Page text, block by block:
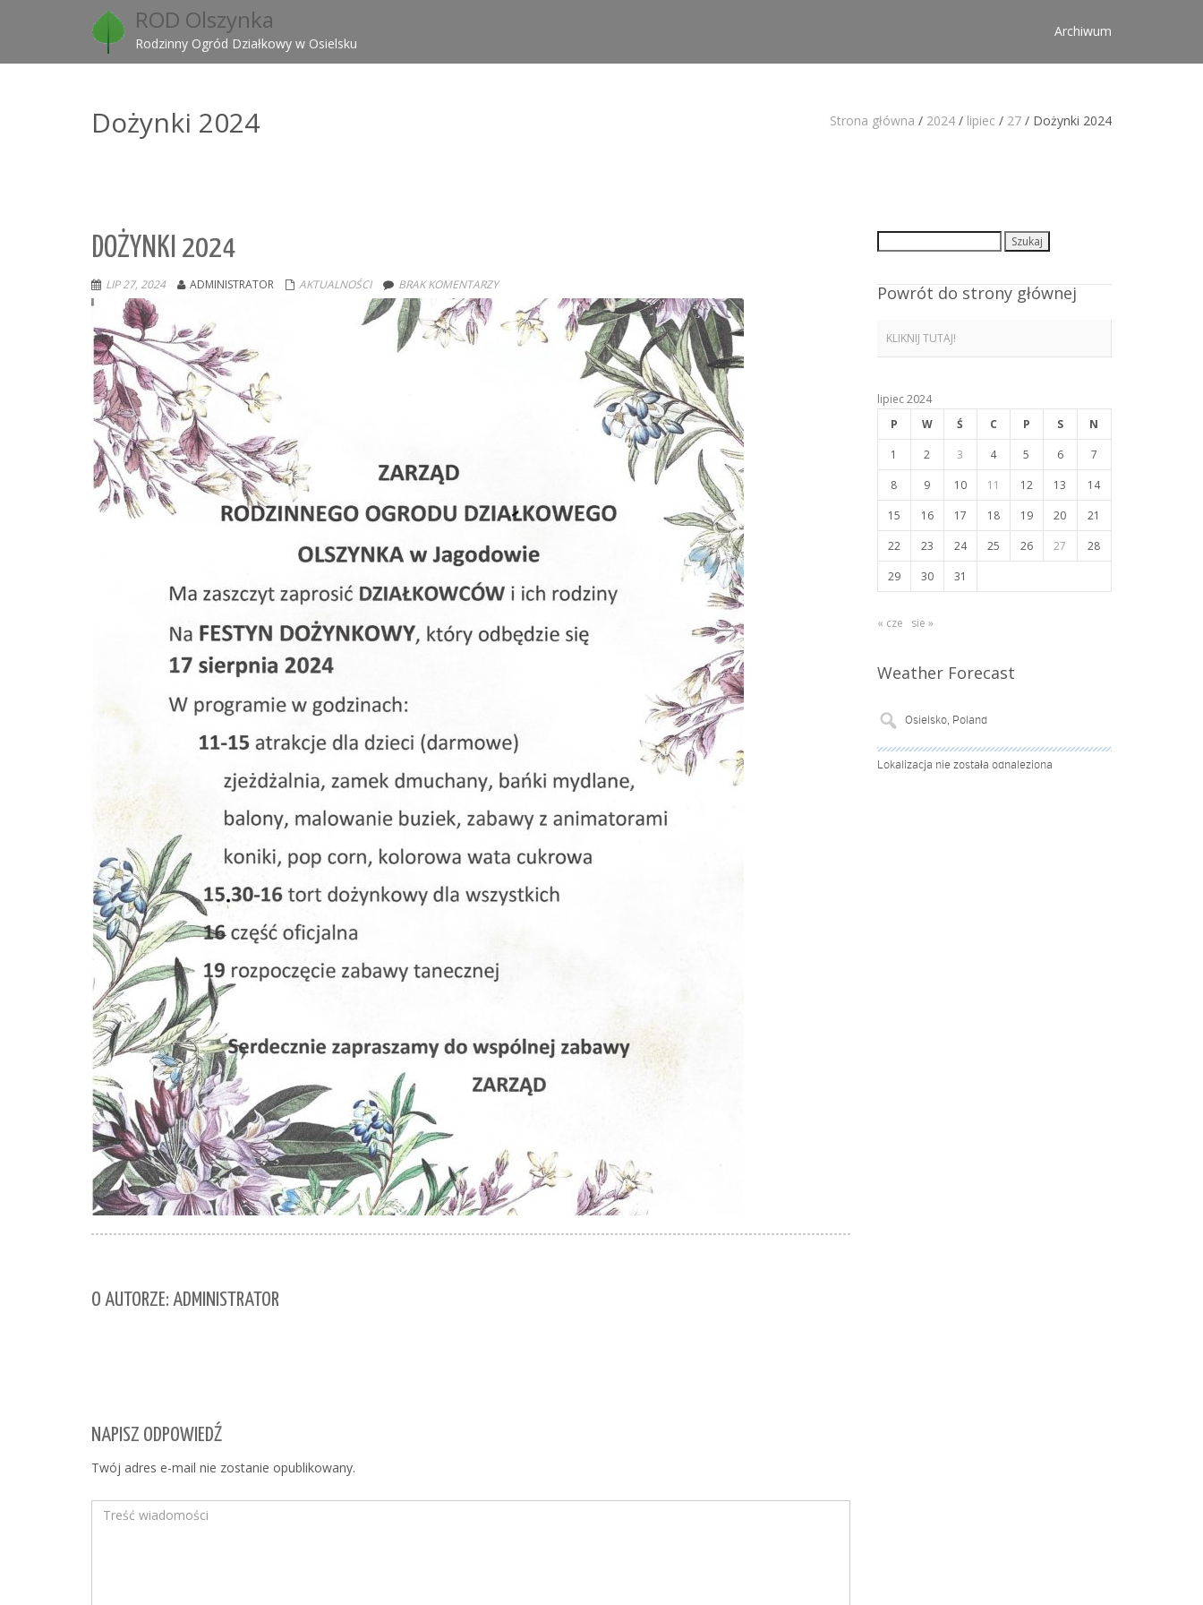
ROD Olszynka
Rodzinny Ogród Działkowy w Osielsku
Archiwum
Dożynki 2024 Strona główna / 2024 / lipiec / 27 / Dożynki 2024
DOŻYNKI 2024
LIP 27, 2024 ADMINISTRATOR AKTUALNOŚCI BRAK KOMENTARZY
O AUTORZE: ADMINISTRATOR
NAPISZ ODPOWIEDŹ
Twój adres e-mail nie zostanie opublikowany.
Powrót do strony głównej
KLIKNIJ TUTAJ!
lipiec 2024
P
W Ś C P S
N
1
2 3 4 5 6
7
8
9 10 11 12 13
14
15
16 17 18 19 20
21
22
23 24 25 26 27
28
29
30 31
« cze sie »
Weather Forecast
Lokalizacja nie została odnaleziona